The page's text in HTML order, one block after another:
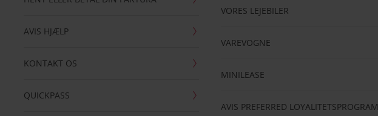
AVIS HJÆLP
KONTAKT OS
QUICKPASS
VORES LEJEBILER
VAREVOGNE
MINILEASE
AVIS PREFERRED LOYALITETSPROGRAM